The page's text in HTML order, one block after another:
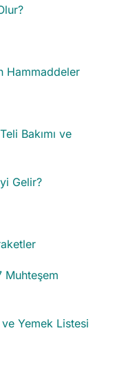
Hammaddeler
Bakımı ve
Gelir?
Muhteşem
Yemek Listesi